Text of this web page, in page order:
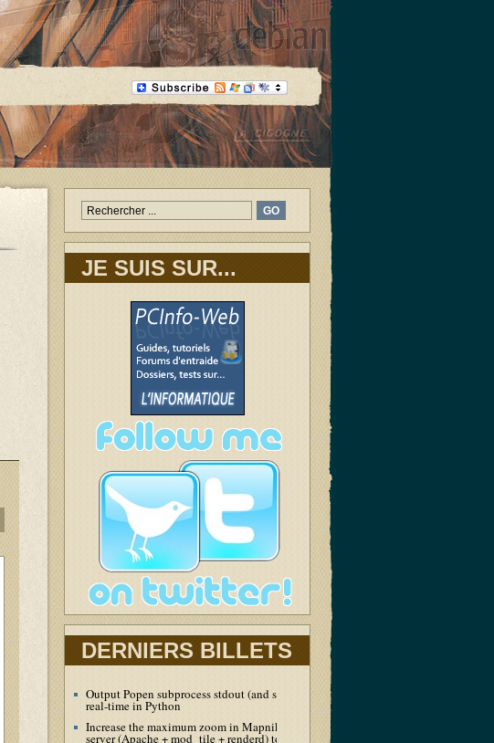
JE SUIS SUR...
DERNIERS BILLETS
Output Popen subprocess stdout (and stderr) in
real-time in Python
Increase the maximum zoom in Mapnik tiles
server (Apache + mod_tile + renderd) to 19